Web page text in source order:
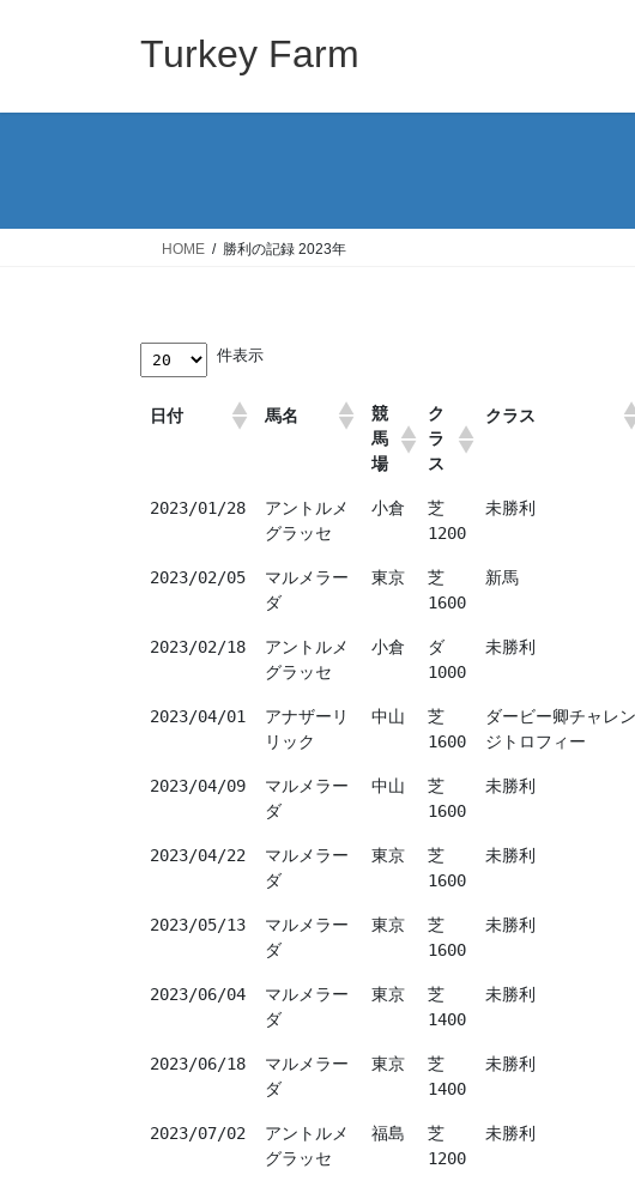
Turkey Farm
HOME 勝利の記録 2023年
件表示
日付 馬名
競
馬
場
ク
ラ
ス
クラス
2023/01/28
アントルメ
グラッセ
小倉
芝
1200
未勝利
2023/02/05
マルメラー
ダ
東京
芝
1600
新馬
2023/02/18
アントルメ
グラッセ
小倉
ダ
1000
未勝利
2023/04/01
アナザーリ
リック
中山
芝
1600
ダービー卿チャレン
ジトロフィー
2023/04/09
マルメラー
ダ
中山
芝
1600
未勝利
2023/04/22
マルメラー
ダ
東京
芝
1600
未勝利
2023/05/13
マルメラー
ダ
東京
芝
1600
未勝利
2023/06/04
マルメラー
ダ
東京
芝
1400
未勝利
2023/06/18
マルメラー
ダ
東京
芝
1400
未勝利
2023/07/02
アントルメ
グラッセ
福島
芝
1200
未勝利